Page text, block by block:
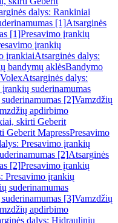
dalys: Rankiniai
[1]Atsarginės
[1]Presavimo įrankių
įrankių
įrankiaiAtsarginės dalys:
bandymų aklėsBandymo
Atsarginės dalys:
įrankių suderinamumas
[2]Vamzdžių
apdirbimo
skirti Geberit
Geberit MapressPresavimo
Presavimo įrankių
[2]Atsarginės
[2]Presavimo įrankių
Presavimo įrankių
suderinamumas
[3]Vamzdžių
apdirbimo
dalys: Hidraulinių